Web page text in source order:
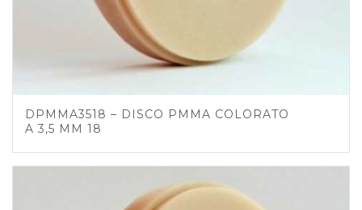
DPMMA3518 – DISCO PMMA COLORATO
A 3,5 MM 18